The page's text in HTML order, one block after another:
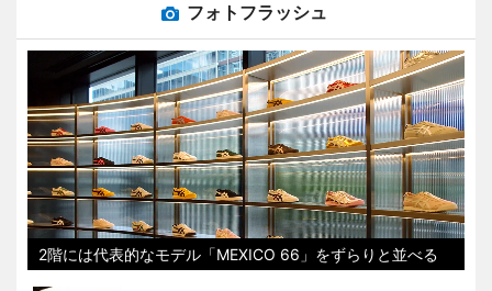
フォトフラッシュ
2階には代表的なモデル「MEXICO 66」をずらりと並べる